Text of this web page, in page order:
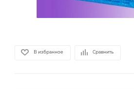
В избранное Сравнить